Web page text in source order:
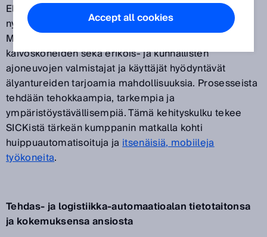
Elektroniikan ja anturitekniikan nopea kehitys määrää
nykyään mobiilien työkoneiden innovatiivisuusasteen.
Maa- ja metsätalouskoneiden, maanrakennus- ja
kaivoskoneiden sekä erikois- ja kunnallisten
ajoneuvojen valmistajat ja käyttäjät hyödyntävät
älyantureiden tarjoamia mahdollisuuksia. Prosesseista
tehdään tehokkaampia, tarkempia ja
ympäristöystävällisempiä. Tämä kehityskulku tekee
SICKistä tärkeän kumppanin matkalla kohti
huippuautomatisoituja jaitsenäisiä, mobiileja
työkoneita.
Tehdas- ja logistiikka-automaatioalan tietotaitonsa
ja kokemuksensa ansiosta
Accept all cookies